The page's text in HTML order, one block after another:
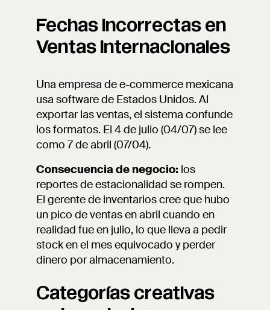
Fechas incorrectas en
Ventas Internacionales
Una empresa de e-commerce mexicana
usa software de Estados Unidos. Al
exportar las ventas, el sistema confunde
los formatos. El 4 de julio (04/07) se lee
como 7 de abril (07/04).
Consecuencia de negocio: los
reportes de estacionalidad se rompen.
El gerente de inventarios cree que hubo
un pico de ventas en abril cuando en
realidad fue en julio, lo que lleva a pedir
stock en el mes equivocado y perder
dinero por almacenamiento.
Categorías creativas